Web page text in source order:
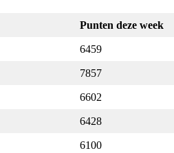
Punten deze week
6459
7857
6602
6428
6100